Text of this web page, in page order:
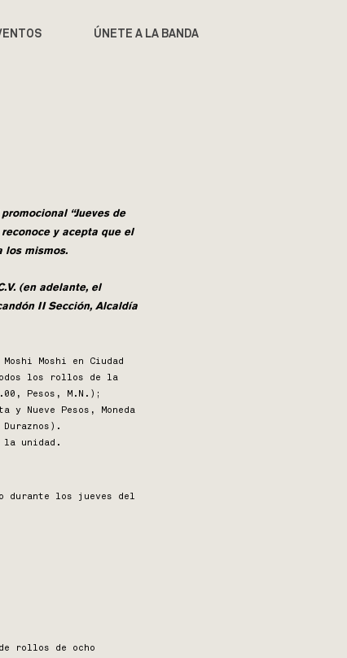
ÚNETE A LA BANDA
“Jueves de
y acepta que el
los mismos.
(en adelante, el
II Sección, Alcaldía
Moshi en Ciudad
los rollos de la
Pesos, M.N.);
Nueve Pesos, Moneda
la unidad.
durante los jueves del
rollos de ocho